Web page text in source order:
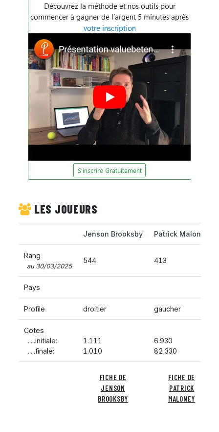
LES JOUEURS
Jenson Brooksby Patrick Maloney
Rang
au 30/03/2025
544 413
Pays
Profile droitier gaucher
Cotes
.....initiale:
.....finale:
1.111
1.010
6.930
82.330
FICHE DE
JENSON
BROOKSBY
FICHE DE
PATRICK
MALONEY